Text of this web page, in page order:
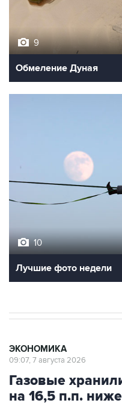
9
Обмеление Дуная
10
Лучшие фото недели
ЭКОНОМИКА
09:07, 7 августа 2026
Газовые
на 16,5 п.п.